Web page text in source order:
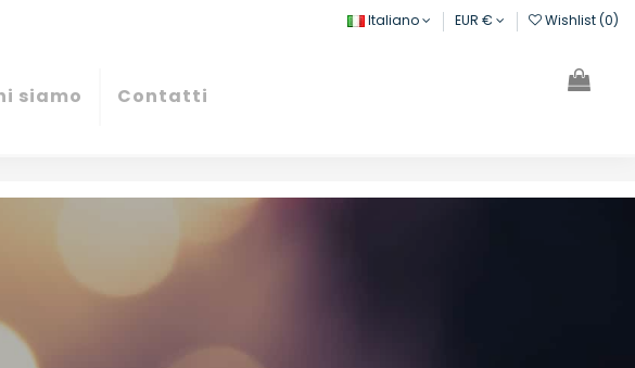
Italiano EUR € Wishlist (0)
siamo Contatti